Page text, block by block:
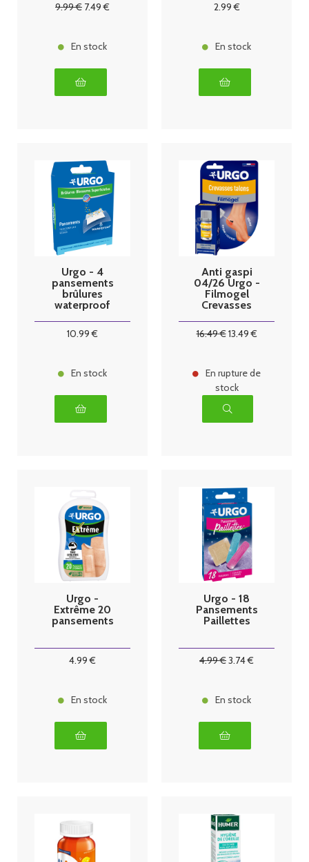
9.99€ 7.49 €
En stock
2.99€
En stock
Urgo - 4
pansements
brûlures
waterproof
10.99 €
En stock
Anti gaspi
04/26 Urgo -
Filmogel
Crevasses
fendillés -
7,5ml
16.49€13.49€
En rupture de
stock
Urgo -
Extrême 20
pansements
4.99 €
En stock
Urgo - 18
Pansements
Paillettes
4.99€3.74€
En stock